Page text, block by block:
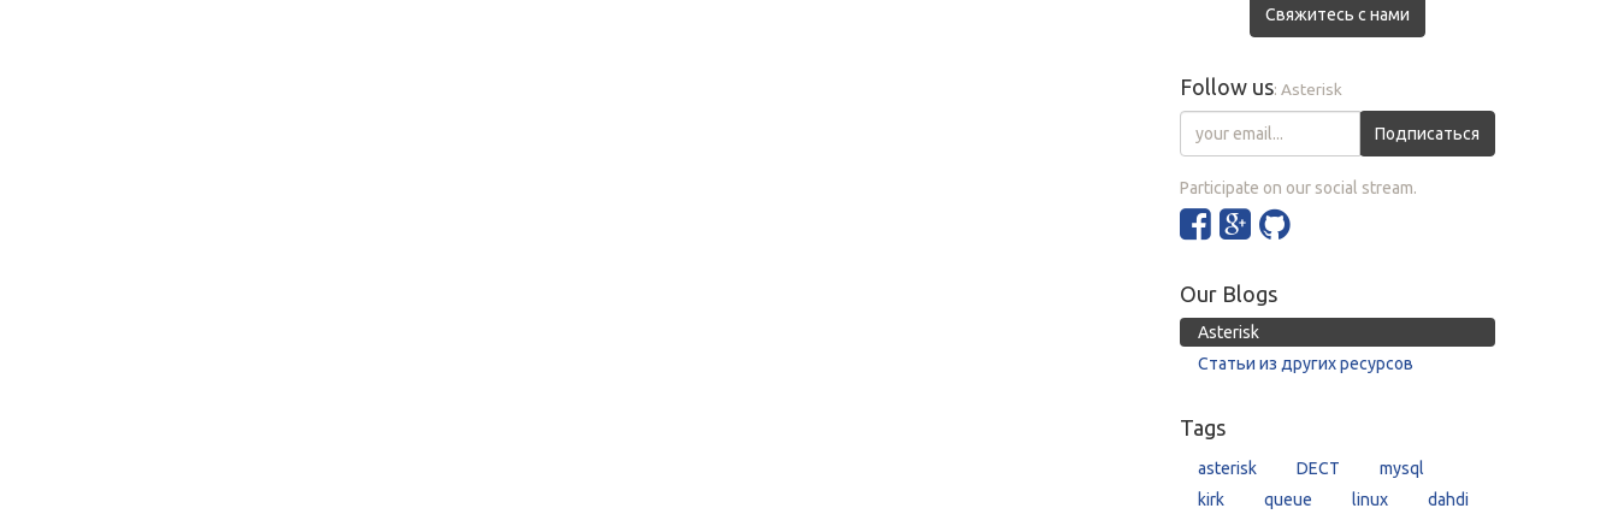
Свяжитесь с нами
Follow us: Asterisk
Подписаться
Participate on our social stream.
Our Blogs
Asterisk
Статьи из других ресурсов
Tags
asterisk DECT
mysql
kirk
queue linux
dahdi